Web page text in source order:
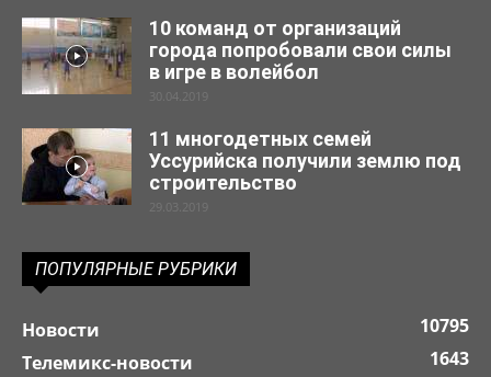
10 команд от организаций
города попробовали свои силы
в игре в волейбол
30.04.2019
11 многодетных семей
Уссурийска получили землю под
строительство
29.03.2019
ПОПУЛЯРНЫЕ РУБРИКИ
Новости
10795
Телемикс-новости
1643